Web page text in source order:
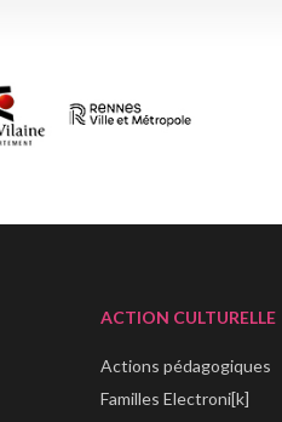
ACTION CULTURELLE
Actions pédagogiques
Familles Electroni[k]